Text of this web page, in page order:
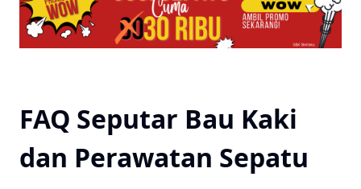
FAQ Seputar Bau Kaki
dan Perawatan Sepatu